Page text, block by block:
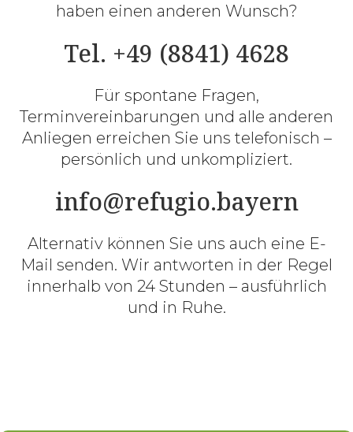
haben einen anderen Wunsch?
Tel. +49 (8841) 4628
Für spontane Fragen,
Terminvereinbarungen und alle anderen
Anliegen erreichen Sie uns telefonisch –
persönlich und unkompliziert.
info@refugio.bayern
Alternativ können Sie uns auch eine E-
Mail senden. Wir antworten in der Regel
innerhalb von 24 Stunden – ausführlich
und in Ruhe.